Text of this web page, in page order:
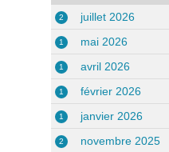
2 juillet 2026
1 mai 2026
1 avril 2026
1 février 2026
1 janvier 2026
2 novembre 2025